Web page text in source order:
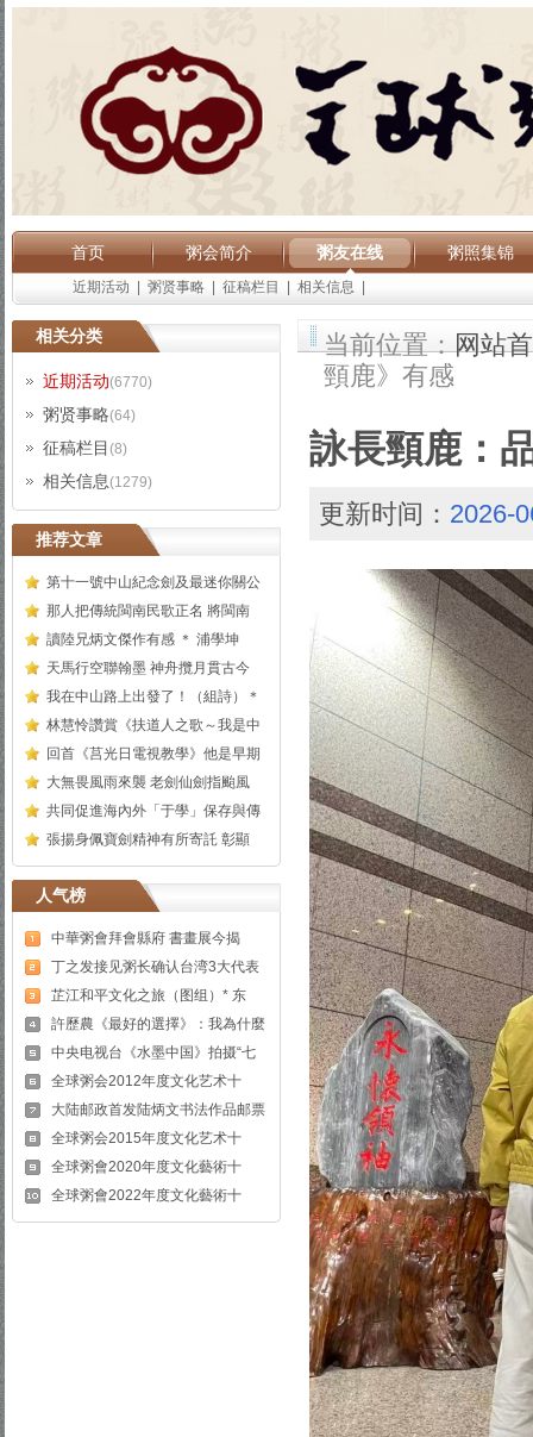
首页 粥会简介 粥友在线 粥照集锦
近期活动 粥贤事略 征稿栏目 相关信息
相关分类
近期活动(6770)
粥贤事略(64)
征稿栏目 (8)
相关信息(1279)
推荐文章
第十一號中山紀念劍及最迷你關公
那人把傳統閩南民歌正名 將閩南
讀陸兄炳文傑作有感 ＊ 浦學坤
天馬行空聯翰墨 神舟攬月貫古今
我在中山路上出發了！（組詩）＊
林慧怜讚賞《扶道人之歌～我是中
回首《莒光日電視教學》他是早期
大無畏風雨來襲 老劍仙劍指颱風
共同促進海內外「于學」保存與傳
張揚身佩寶劍精神有所寄託 彰顯
人气榜
中華粥會拜會縣府 書畫展今揭
丁之发接见粥长确认台湾3大代表
芷江和平文化之旅（图组）* 东
許歷農《最好的選擇》：我為什麼
中央电视台《水墨中国》拍摄“七
全球粥会2012年度文化艺术十
大陆邮政首发陆炳文书法作品邮票
全球粥会2015年度文化艺术十
全球粥會2020年度文化藝術十
全球粥會2022年度文化藝術十
当前位置：网站
頸鹿》有感
詠長頸鹿：
更新时间： 2026-